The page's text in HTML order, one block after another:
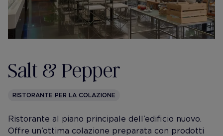
Salt & Pepper
RISTORANTE PER LA COLAZIONE
Ristorante al piano principale dell’edificio nuovo.
Offre un’ottima colazione preparata con prodotti